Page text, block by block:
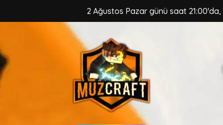
2 Ağustos Pazar günü saat 21:00'da,